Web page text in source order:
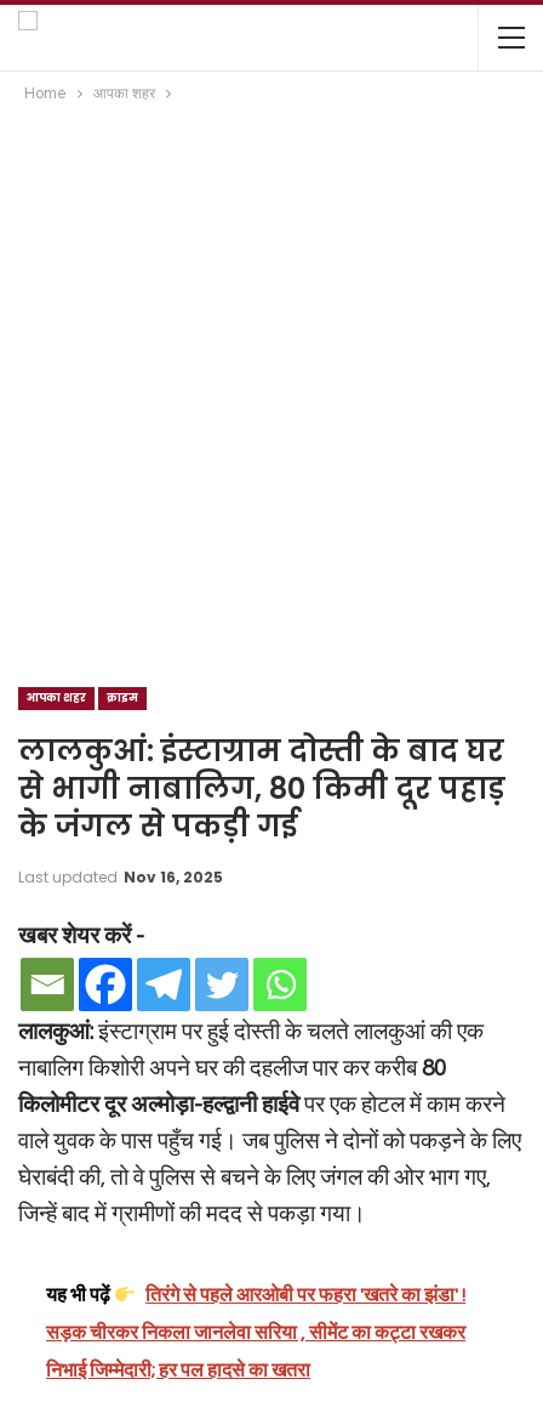
Home आपका शहर
आपका शहर क्राइम
लालकुआं: इंस्टाग्राम दोस्ती के बाद घर
से भागी नाबालिग, 80 किमी दूर पहाड़
के जंगल से पकड़ी गई
Last updated Nov 16, 2025
खबर शेयर करें -
लालकुआं:इंस्टाग्राम पर हुई दोस्ती के चलते लालकुआं की एक
नाबालिग किशोरी अपने घर की दहलीज पार कर करीब80
किलोमीटर दूर अल्मोड़ा-हल्द्वानी हाईवेपर एक होटल में काम करने
वाले युवक के पास पहुँच गई। जब पुलिस ने दोनों को पकड़ने के लिए
घेराबंदी की, तो वे पुलिस से बचने के लिए जंगल की ओर भाग गए,
जिन्हें बाद में ग्रामीणों की मदद से पकड़ा गया।
यह भी पढ़ें
तिरंगे से पहले आरओबी पर फहरा 'खतरे का झंडा' !
सड़क चीरकर निकला जानलेवा सरिया , सीमेंट का कट्टा रखकर
निभाई जिम्मेदारी; हर पल हादसे का खतरा